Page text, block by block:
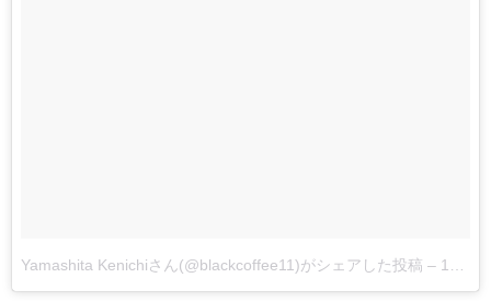
Yamashita Kenichiさん(@blackcoffee11)がシェアした投稿 – 12月 24, 2017 at 11:42午後 PST